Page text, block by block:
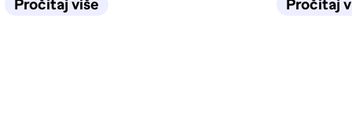
Pročitaj više
Pročitaj